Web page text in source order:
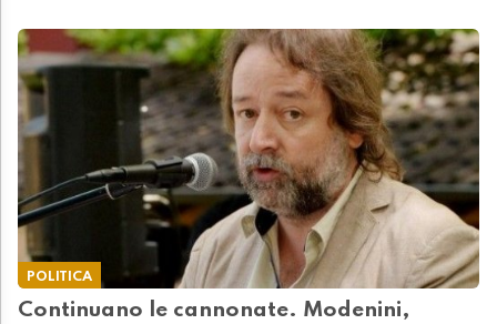
POLITICA
Continuano le cannonate. Modenini,